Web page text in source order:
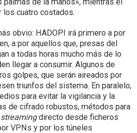
los cuatro costados.
obvio: HADOPI irá primero a por
a por aquellos que, presas del
a todas horas mucho más de lo
llegar a consumir. Algunos de
golpes, que serán aireados por
triunfos del sistema. En paralelo,
para evitar la vigilancia y la
de cifrado robustos, métodos para
streamingdirecto desde ficheros
VPNs y por los túneles